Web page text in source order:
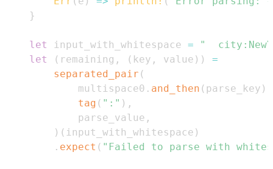
}
let input_with_whitespace =
"
let
( remaining , ( key , value ) )
=
separated_pair (
            multispace0
. and_then ( parse_key )
tag ( ":" ) ,
            parse_value
,
) ( input_with_whitespace )
. expect ( "Failed to parse with